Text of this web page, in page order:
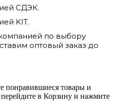
СДЭК.
KIT.
по выбору
оптовый заказ до
понравившиеся товары и
перейдите в Корзину и нажмите